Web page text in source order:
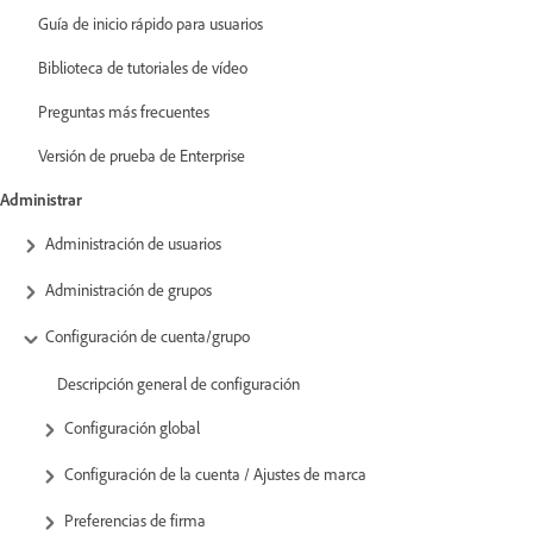
Guía de inicio rápido para usuarios
Biblioteca de tutoriales de vídeo
Preguntas más frecuentes
Versión de prueba de Enterprise
Administrar
Administración de usuarios
Administración de grupos
Configuración de cuenta/grupo
Descripción general de configuración
Configuración global
Configuración de la cuenta / Ajustes de marca
Preferencias de firma